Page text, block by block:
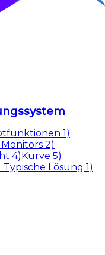
1)
2)
4)Kurve 5)
Lösung 1)